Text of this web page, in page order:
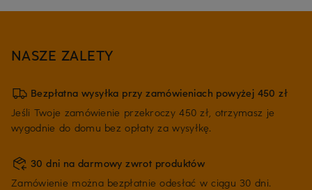
NASZE ZALETY
Bezpłatna wysyłka przy zamówieniach powyżej 450 zł
Jeśli Twoje zamówienie przekroczy 450 zł, otrzymasz je
wygodnie do domu bez opłaty za wysyłkę.
30 dni na darmowy zwrot produktów
Zamówienie można bezpłatnie odesłać w ciągu 30 dni.